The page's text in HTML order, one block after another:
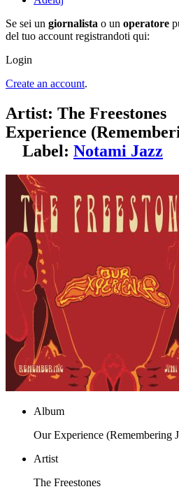
Se sei un giornalista o un operatore
del tuo account registrandoti qui:
Login
Create an account.
Artist: The Freestones
Experience
Label: Notami Jazz
Album
Our Experience (Remembering
Artist
The Freestones